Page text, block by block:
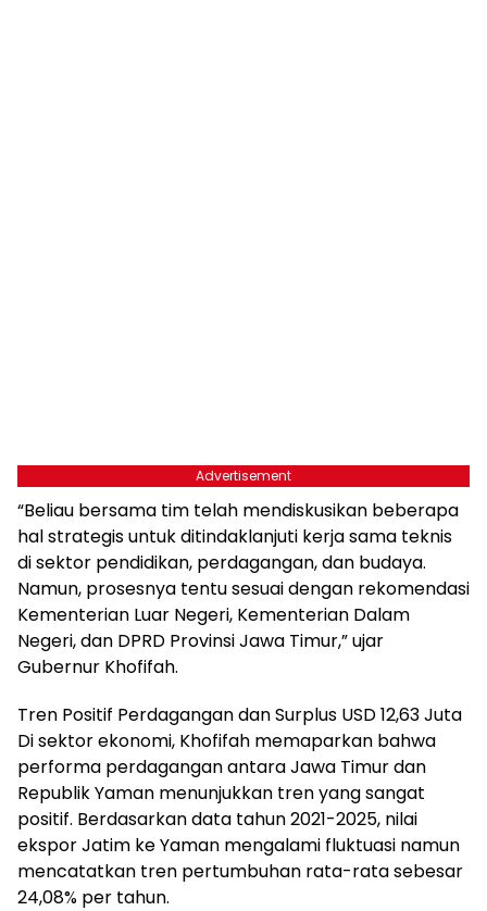
Advertisement
“Beliau bersama tim telah mendiskusikan beberapa
hal strategis untuk ditindaklanjuti kerja sama teknis
di sektor pendidikan, perdagangan, dan budaya.
Namun, prosesnya tentu sesuai dengan rekomendasi
Kementerian Luar Negeri, Kementerian Dalam
Negeri, dan DPRD Provinsi Jawa Timur,” ujar
Gubernur Khofifah.
Tren Positif Perdagangan dan Surplus USD 12,63 Juta
Di sektor ekonomi, Khofifah memaparkan bahwa
performa perdagangan antara Jawa Timur dan
Republik Yaman menunjukkan tren yang sangat
positif. Berdasarkan data tahun 2021-2025, nilai
ekspor Jatim ke Yaman mengalami fluktuasi namun
mencatatkan tren pertumbuhan rata-rata sebesar
24,08% per tahun.